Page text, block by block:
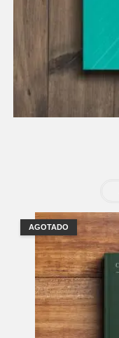
AGOTADO